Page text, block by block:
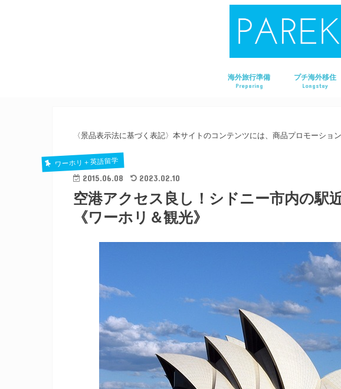
海外旅行準備
Preparing
プチ海外移住
Longstay
〈景品表示法に基づく表記〉本サイトのコンテンツには、商品プロモーショ
ワーホリ＋英語留学
2015.06.08 2023.02.10
空港アクセス良し！シドニー市内の駅
《ワーホリ＆観光》